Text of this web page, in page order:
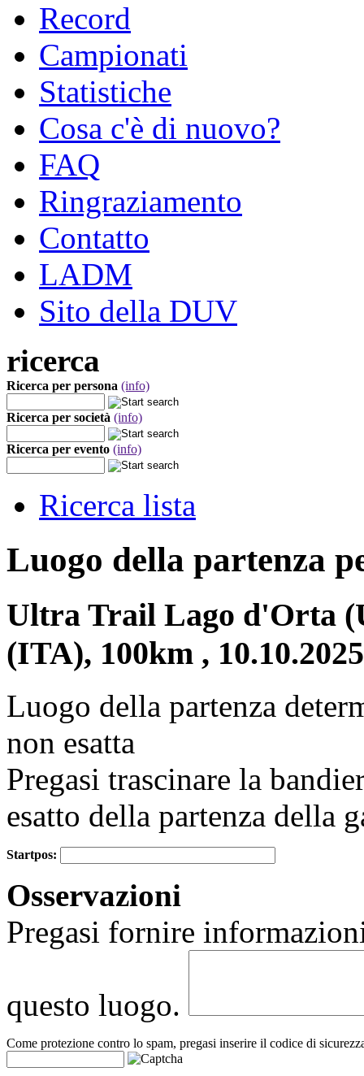
Record
Campionati
Statistiche
Cosa c'è di nuovo?
FAQ
Ringraziamento
Contatto
LADM
Sito della DUV
ricerca
Ricerca per persona (info)
Ricerca per società (info)
Ricerca per evento (info)
Ricerca lista
Luogo della partenza
Ultra Trail Lago d'Orta
(ITA), 100km , 10.10.2025
Luogo della partenza
non esatta
Pregasi trascinare la
esatto della partenza della
−
Startpos:
Osservazioni
Pregasi fornire
questo luogo.
Come protezione contro lo spam, pregasi inserire il codice di